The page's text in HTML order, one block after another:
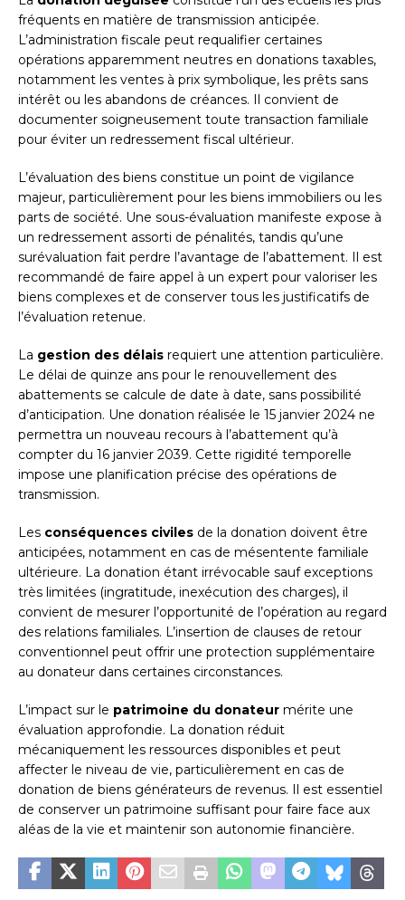
fréquents en matière de transmission anticipée.
L’administration fiscale peut requalifier certaines
opérations apparemment neutres en donations taxables,
notamment les ventes à prix symbolique, les prêts sans
intérêt ou les abandons de créances. Il convient de
documenter soigneusement toute transaction familiale
pour éviter un redressement fiscal ultérieur.
L’évaluation des biens constitue un point de vigilance
majeur, particulièrement pour les biens immobiliers ou les
parts de société. Une sous-évaluation manifeste expose à
un redressement assorti de pénalités, tandis qu’une
surévaluation fait perdre l’avantage de l’abattement. Il est
recommandé de faire appel à un expert pour valoriser les
biens complexes et de conserver tous les justificatifs de
l’évaluation retenue.
La gestion des délais requiert une attention particulière.
Le délai de quinze ans pour le renouvellement des
abattements se calcule de date à date, sans possibilité
d’anticipation. Une donation réalisée le 15 janvier 2024 ne
permettra un nouveau recours à l’abattement qu’à
compter du 16 janvier 2039. Cette rigidité temporelle
impose une planification précise des opérations de
transmission.
Les conséquences civiles de la donation doivent être
anticipées, notamment en cas de mésentente familiale
ultérieure. La donation étant irrévocable sauf exceptions
très limitées (ingratitude, inexécution des charges), il
convient de mesurer l’opportunité de l’opération au regard
des relations familiales. L’insertion de clauses de retour
conventionnel peut offrir une protection supplémentaire
au donateur dans certaines circonstances.
L’impact sur le patrimoine du donateur mérite une
évaluation approfondie. La donation réduit
mécaniquement les ressources disponibles et peut
affecter le niveau de vie, particulièrement en cas de
donation de biens générateurs de revenus. Il est essentiel
de conserver un patrimoine suffisant pour faire face aux
aléas de la vie et maintenir son autonomie financière.